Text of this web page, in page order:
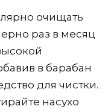
очищать
раз в месяц
в барабан
для чистки.
насухо